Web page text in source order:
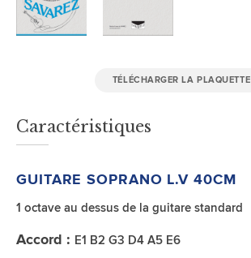
TÉLÉCHARGER LA PLAQUETTE
Caractéristiques
GUITARE SOPRANO L.V 40CM
1 octave au dessus de la guitare standard
Accord : E1 B2 G3 D4 A5 E6